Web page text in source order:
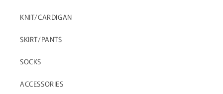
KNIT/CARDIGAN
SKIRT/PANTS
SOCKS
ACCESSORIES